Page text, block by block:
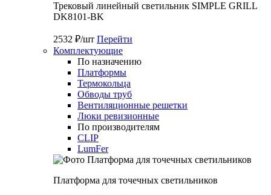
Трековый линейный светильник SIMPLE GRILL
DK8101-BK
2532 ₽/шт Перейти
Комплектующие
По назначению
Платформы
Термокольца
Обводы труб
Вентиляционные решетки
Люки ревизионные
По производителям
CLIP
LumFer
Платформа для точечных светильников